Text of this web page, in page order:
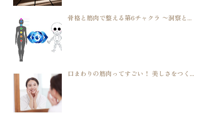
骨格と筋肉で整える第6チャクラ 〜洞察と...
口まわりの筋肉ってすごい！ 美しさをつく...